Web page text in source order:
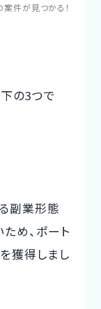
件が見つかる！
の3つで
副業形態
め、ポート
獲得しまし